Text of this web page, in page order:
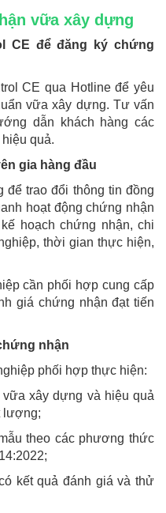
vữa xây dựng
CE để đăng ký chứng
CE qua Hotline để yêu
vữa xây dựng. Tư vấn
dẫn khách hàng các
quả.
gia hàng đầu
để trao đổi thông tin đồng
hoạt động chứng nhận
hoạch chứng nhận, chi
thời gian thực hiện,
cần phối hợp cung cấp
giá chứng nhận đạt tiến
nhận
phối hợp thực hiện:
xây dựng và hiệu quả
lượng;
theo các phương thức
kết quả đánh giá và thử